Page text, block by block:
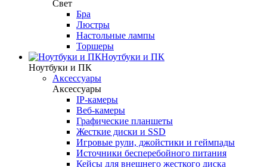
Свет
Бра
Люстры
Настольные лампы
Торшеры
Ноутбуки и ПК
Ноутбуки и ПК
Аксессуары
Аксессуары
IP-камеры
Веб-камеры
Графические планшеты
Жесткие диски и SSD
Игровые рули, джойстики и геймпады
Источники бесперебойного питания
Кейсы для внешнего жесткого диска